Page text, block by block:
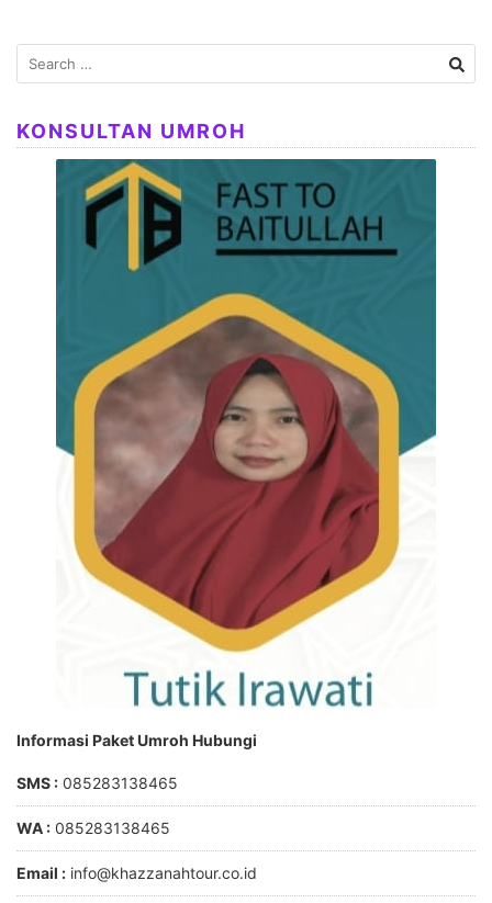
Search
for:
KONSULTAN UMROH
Informasi Paket Umroh Hubungi
SMS : 085283138465
WA : 085283138465
Email : info@khazzanahtour.co.id